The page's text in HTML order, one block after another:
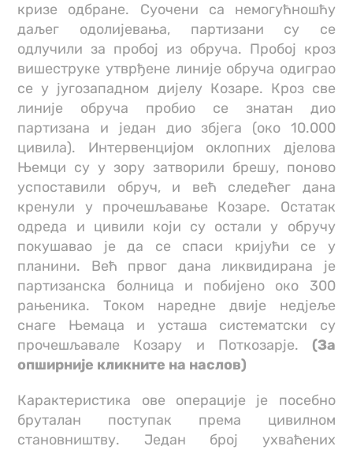
кризе одбране. Суочени са немогућношћу
даљег одолијевања, партизани су се
одлучили за пробој из обруча. Пробој кроз
вишеструке утврђене линије обруча одиграо
се у југозападном дијелу Козаре. Кроз све
линије обруча пробио се знатан дио
партизана и један дио збјега (око 10.000
цивила). Интервенцијом оклопних дјелова
Њемци су у зору затворили брешу, поново
успоставили обруч, и већ следећег дана
кренули у прочешљавање Козаре. Остатак
одреда и цивили који су остали у обручу
покушавао је да се спаси кријући се у
планини. Већ првог дана ликвидирана је
партизанска болница и побијено око 300
рањеника. Током наредне двије недјеље
снаге Њемаца и усташа систематски су
прочешљавале Козару и Поткозарје. (За
опширније кликните на наслов)
Карактеристика ове операције је посебно
бруталан поступак према цивилном
становништву. Један број ухваћених